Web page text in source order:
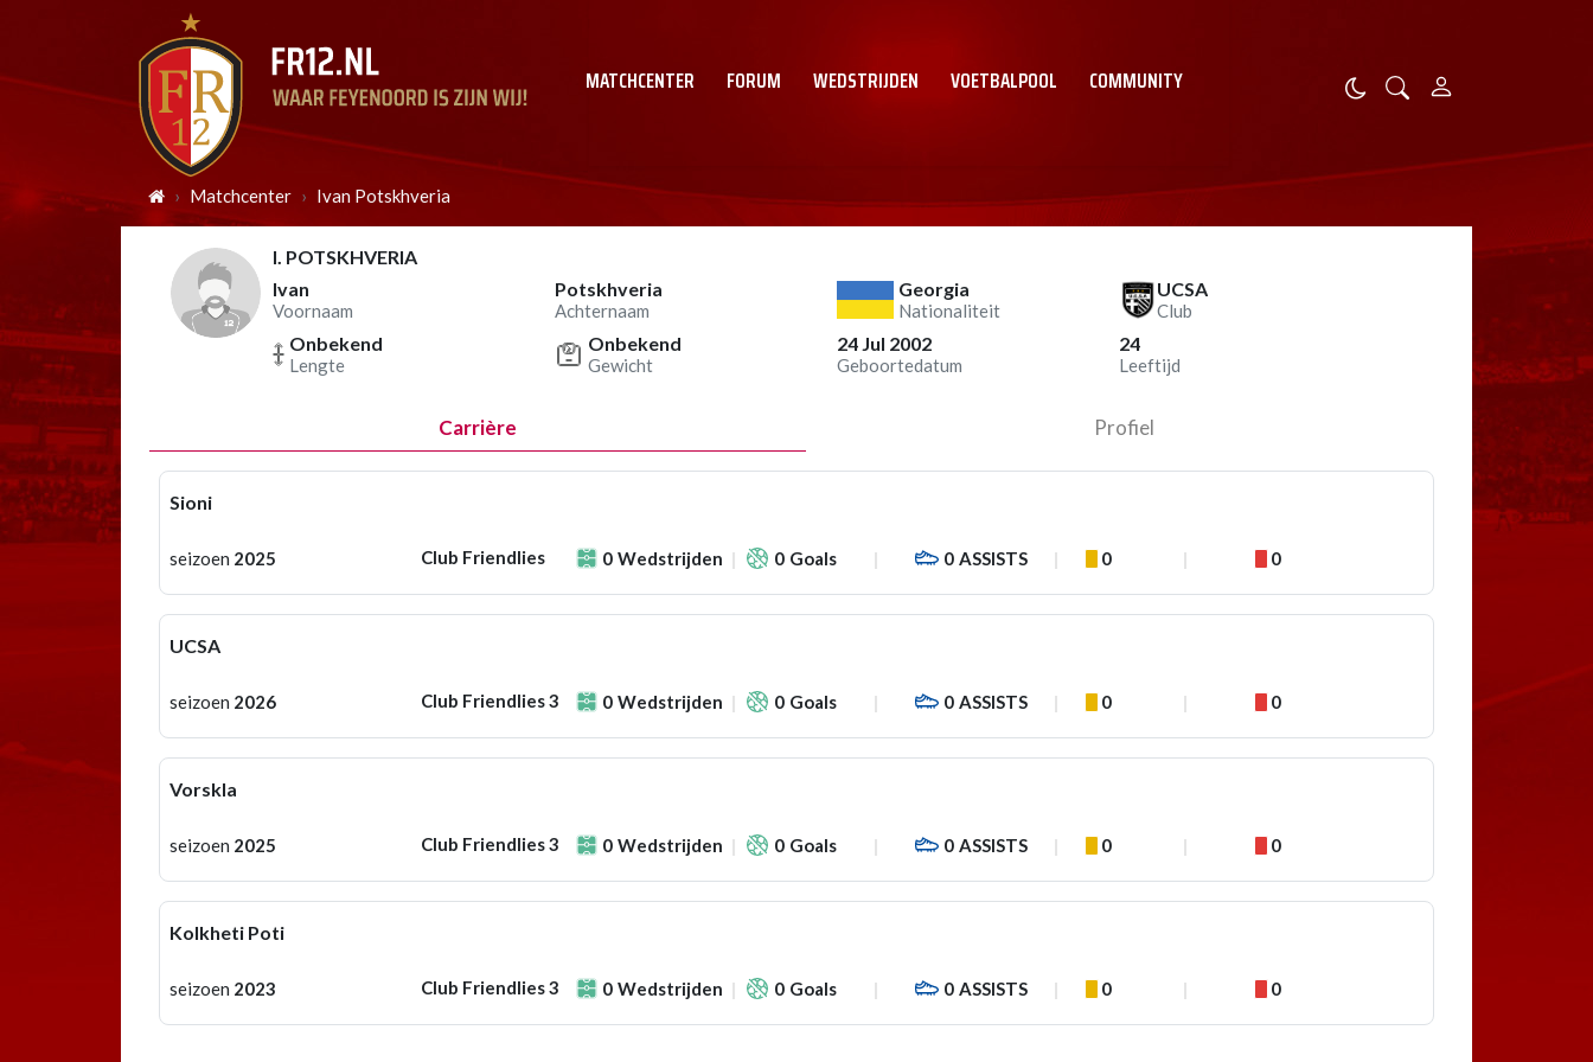
MATCHCENTER FORUM WEDSTRIJDEN VOETBALPOOL COMMUNITY
Matchcenter Ivan Potskhveria
I. POTSKHVERIA
Ivan
Voornaam
Potskhveria
Achternaam
Georgia
Nationaliteit
UCSA
Club
Onbekend
Lengte
Onbekend
Gewicht
24 Jul 2002
Geboortedatum
24
Leeftijd
Carrière Profiel
Sioni
seizoen 2025 Club Friendlies 0 Wedstrijden 0 Goals 0 ASSISTS 0 0
UCSA
seizoen 2026 Club Friendlies 3 0 Wedstrijden 0 Goals 0 ASSISTS 0 0
Vorskla
seizoen 2025 Club Friendlies 3 0 Wedstrijden 0 Goals 0 ASSISTS 0 0
Kolkheti Poti
seizoen 2023 Club Friendlies 3 0 Wedstrijden 0 Goals 0 ASSISTS 0 0